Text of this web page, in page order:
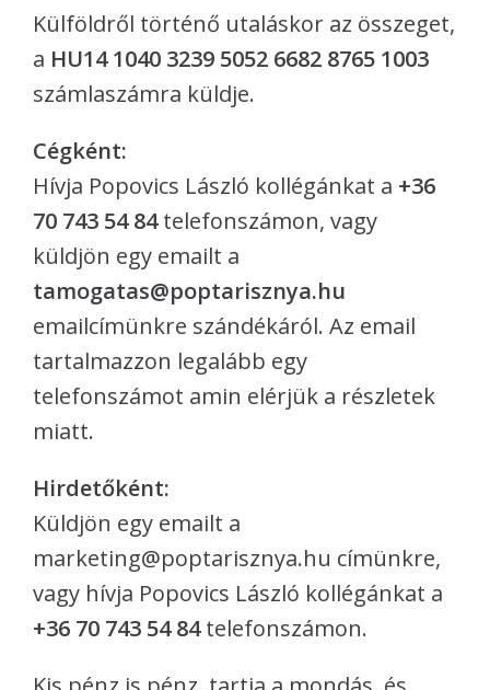
Külföldről történő utaláskor az összeget,
a HU14 1040 3239 5052 6682 8765 1003
számlaszámra küldje.
Cégként:
Hívja Popovics László kollégánkat a +36
70 743 54 84telefonszámon, vagy
küldjön egy emailt a
tamogatas@poptarisznya.hu
emailcímünkre szándékáról. Az email
tartalmazzon legalább egy
telefonszámot amin elérjük a részletek
miatt.
Hirdetőként:
Küldjön egy emailt a
marketing@poptarisznya.hu címünkre,
vagy hívja Popovics László kollégánkat a
+36 70 743 54 84telefonszámon.